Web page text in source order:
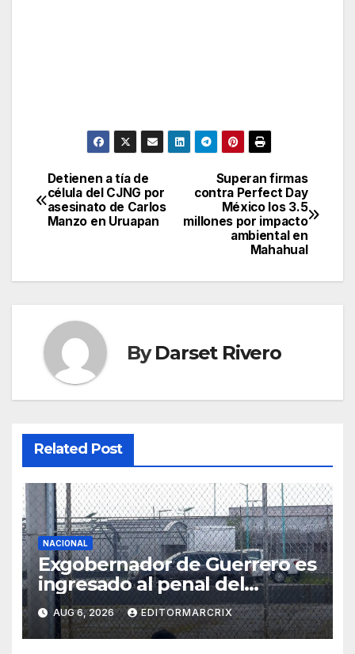
Post
navigation
Superan firmas
contra Perfect Day
México los 3.5
millones por impacto
ambiental en
Mahahual
Detienen a tía de
célula del CJNG por
asesinato de Carlos
Manzo en Uruapan
ByDarset Rivero
Related Post
NACIONAL
Exgobernador de Guerrero es
ingresado al penal del
Altiplano por el caso
Ayotzinapa
AUG 6, 2026 EDITORMARCRIX